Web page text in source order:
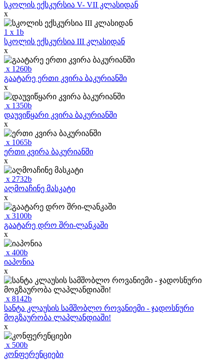
სკოლის ექსკურსია V- VII კლასიდან
x
1 x 1b
სკოლის ექსკურსია III კლასიდან
x
x 1260b
გაატარე ერთი კვირა ბაკურიანში
x
x 1350b
დაუვიწყარი კვირა ბაკურიანში
x
x 1065b
ერთი კვირა ბაკურიანში
x
x 2732b
აღმოაჩინე მასკატი
x
x 3100b
გაატარე დრო შრი-ლანკაში
x
x 400b
იაპონია
x
x 8142b
სანტა კლაუსის სამშობლო როვანიემი - ჯადოსნური
მოგზაურობა ლაპლანდიაში!
x
x 500b
კონფერენციები